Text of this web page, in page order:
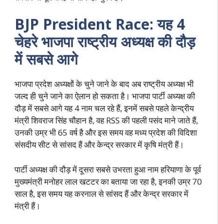
BJP President Race: यह 4
चेहरे भाजपा राष्ट्रीय अध्यक्ष की दौड़
में सबसे आगे
भाजपा प्रदेश अध्यक्षों के चुने जाने के बाद अब राष्ट्रीय अध्यक्ष भी
जल्द ही चुने जाने का ऐलान हो सकता है। भाजपा पार्टी अध्यक्ष की
दौड़ में सबसे आगे यह 4 नाम चल रहे हैं, इनमें सबसे पहले केन्द्रीय
मंत्री शिवराज सिंह चौहान है, वह RSS की पहली पसंद माने जाते हैं,
उनकी उम्र भी 65 वर्ष है और इस समय वह मध्य प्रदेश की विदिशा
संसदीय सीट से सांसद हैं और केन्द्र सरकार में कृषि मंत्री हैं।
पार्टी अध्यक्ष की दौड़ में दूसरा सबसे उभरता हुआ नाम हरियाणा के पूर्व
मुख्यमंत्री मनोहर लाल खटटर का बताया जा रहा है, इनकी उम्र 70
साल है, इस समय यह करनाल से सांसद हैं और केन्द्र सरकार में
मंत्री हैं।